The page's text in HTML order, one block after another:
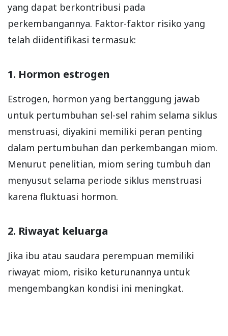
yang dapat berkontribusi pada
perkembangannya. Faktor-faktor risiko yang
telah diidentifikasi termasuk:
1. Hormon estrogen
Estrogen, hormon yang bertanggung jawab
untuk pertumbuhan sel-sel rahim selama siklus
menstruasi, diyakini memiliki peran penting
dalam pertumbuhan dan perkembangan miom.
Menurut penelitian, miom sering tumbuh dan
menyusut selama periode siklus menstruasi
karena fluktuasi hormon.
2. Riwayat keluarga
Jika ibu atau saudara perempuan memiliki
riwayat miom, risiko keturunannya untuk
mengembangkan kondisi ini meningkat.